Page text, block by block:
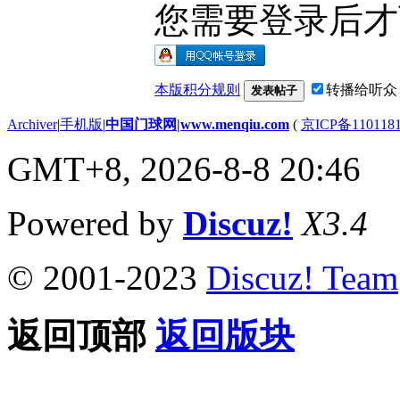
您需要登录后
本版积分规则 发表帖子 转播给听众
Archiver|手机版|中国门球网|www.menqiu.com ( 京ICP备
GMT+8, 2026-8-8 20:46
Powered by Discuz! X3.4
© 2001-2023 Discuz! Team
返回顶部 返回版块